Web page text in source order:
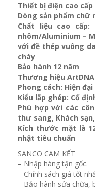
Thiết bị điện cao cấp
Dòng sản phẩm chữ
Chất liệu cao
nhôm/Aluminium –
với đề thép vuông
cháy
Bảo hành 12 năm
Thương hiệu ArtDNA
Phong cách: Hiện đại
Kiểu lắp ghép: Cố
Phù hợp với các
thư sang, Khách sạn
Kích thước mặt là
nhật tiêu chuẩn
SANCO CAM KẾT
– Nhập hàng tận gốc.
– Chính sách giá tốt
– Bảo hành sửa chữa,